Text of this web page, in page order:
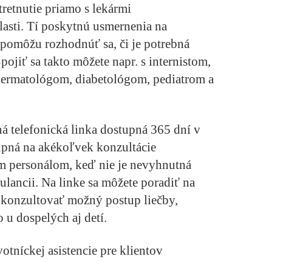
priamo s lekármi
Tí poskytnú usmernenia na
rozhodnúť sa, či je potrebná
sa takto môžete napr. s internistom,
diabetológom, pediatrom a
telefonická linka dostupná 365 dní v
na akékoľvek konzultácie
personálom, keď nie je nevyhnutná
Na linke sa môžete poradiť na
možný postup liečby,
dospelých aj detí.
asistencie pre klientov